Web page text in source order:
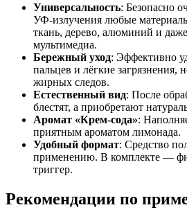
Универсальность: Безопасно
УФ-излучения любые
ткань, дерево, алюминий и
мультимедиа.
Бережный уход: Эффективно
пальцев и лёгкие загрязнения,
жирных следов.
Естественный вид: После
блестят, а приобретают
Аромат «Крем-сода»:
приятным ароматом лимонада.
Удобный формат: Средство
применению. В комплекте —
триггер.
Рекомендации по